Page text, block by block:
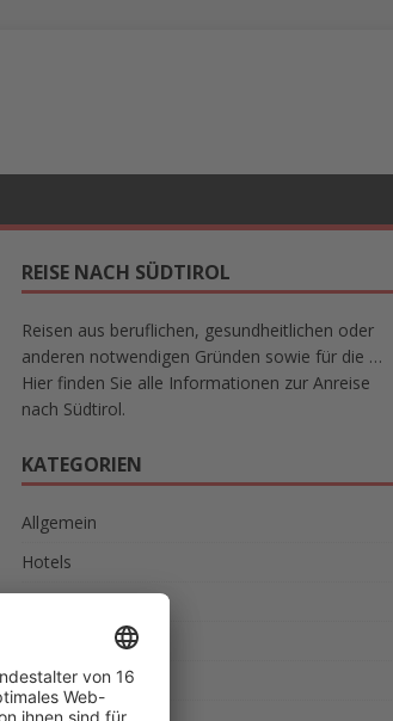
REISE NACH SÜDTIROL
Reisen aus beruflichen, gesundheitlichen oder
anderen notwendigen Gründen sowie für die …
Hier finden Sie alle Informationen zur Anreise
nach Südtirol.
KATEGORIEN
Allgemein
Hotels
Reisetipps
Winter